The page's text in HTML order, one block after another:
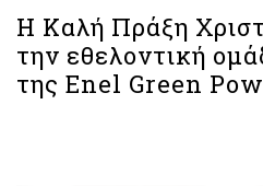
Η Καλή Πράξη
την εθελοντική
της Enel Green